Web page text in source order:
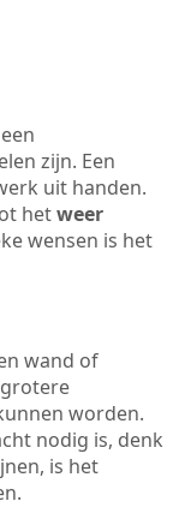
zijn. Een
uit handen.
hetweer
wensen is het
wand of
worden.
nodig is, denk
is het